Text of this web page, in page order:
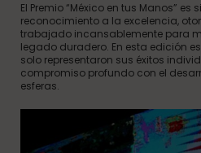
El Premio “México en tus Manos”
reconocimiento a la excelencia,
trabajado incansablemente para
legado duradero. En esta edición
solo representaron sus éxitos
compromiso profundo con el
esferas.